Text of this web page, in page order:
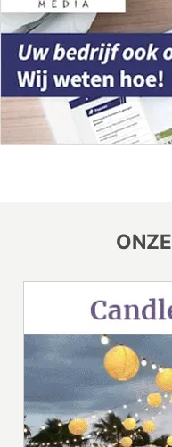
ONZE